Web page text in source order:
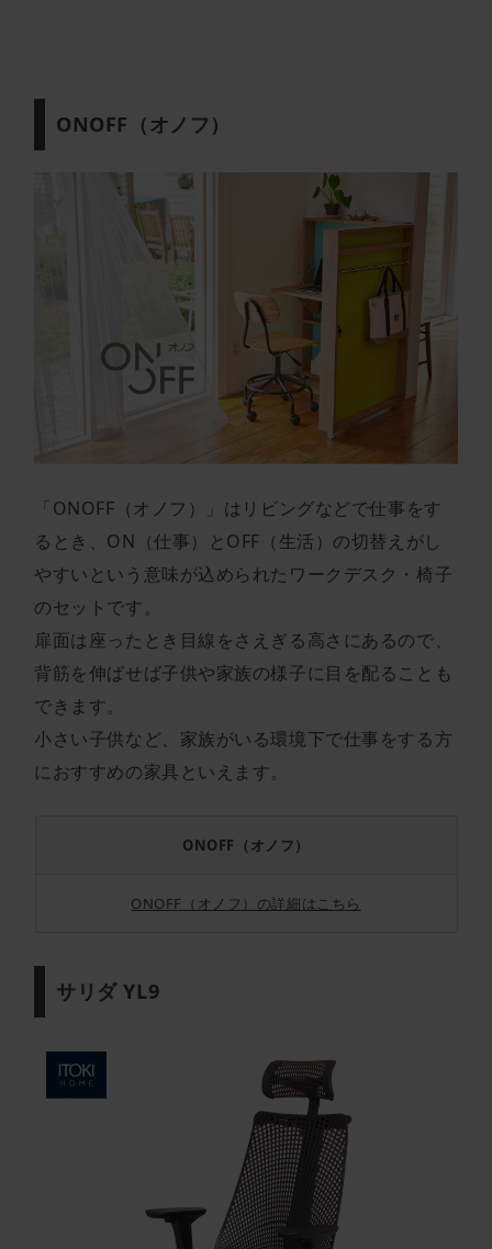
ONOFF（オノフ）
「ONOFF（オノフ）」はリビングなどで仕事をす
るとき、ON（仕事）とOFF（生活）の切替えがし
やすいという意味が込められたワークデスク・椅子
のセットです。
扉面は座ったとき目線をさえぎる高さにあるので、
背筋を伸ばせば子供や家族の様子に目を配ることも
できます。
小さい子供など、家族がいる環境下で仕事をする方
におすすめの家具といえます。
ONOFF（オノフ）
ONOFF（オノフ）の詳細はこちら
サリダ YL9